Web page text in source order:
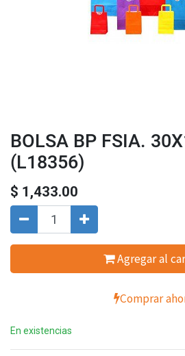
BOLSA BP FSIA.
(L18356)
$ 1,433.00
Agregar al
Comprar
En existencias